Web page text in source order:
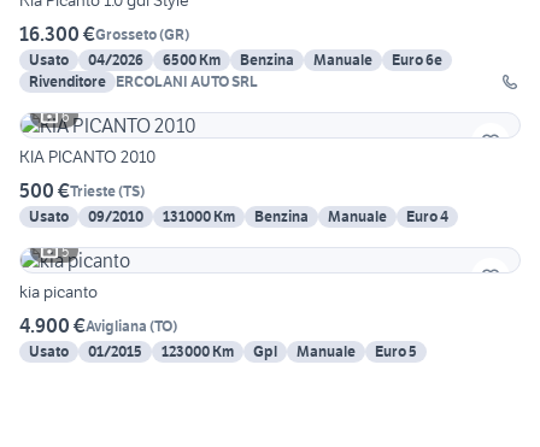
16.300 €Grosseto(GR)
Usato
04/2026 6500 Km Benzina Manuale
Euro 6e
Rivenditore ERCOLANI AUTO SRL
6
KIA PICANTO 2010
500 €Trieste(TS)
Usato
09/2010 131000 Km Benzina Manuale
Euro 4
5
kia picanto
4.900 €Avigliana (TO)
Usato
01/2015 123000 Km Gpl Manuale Euro 5